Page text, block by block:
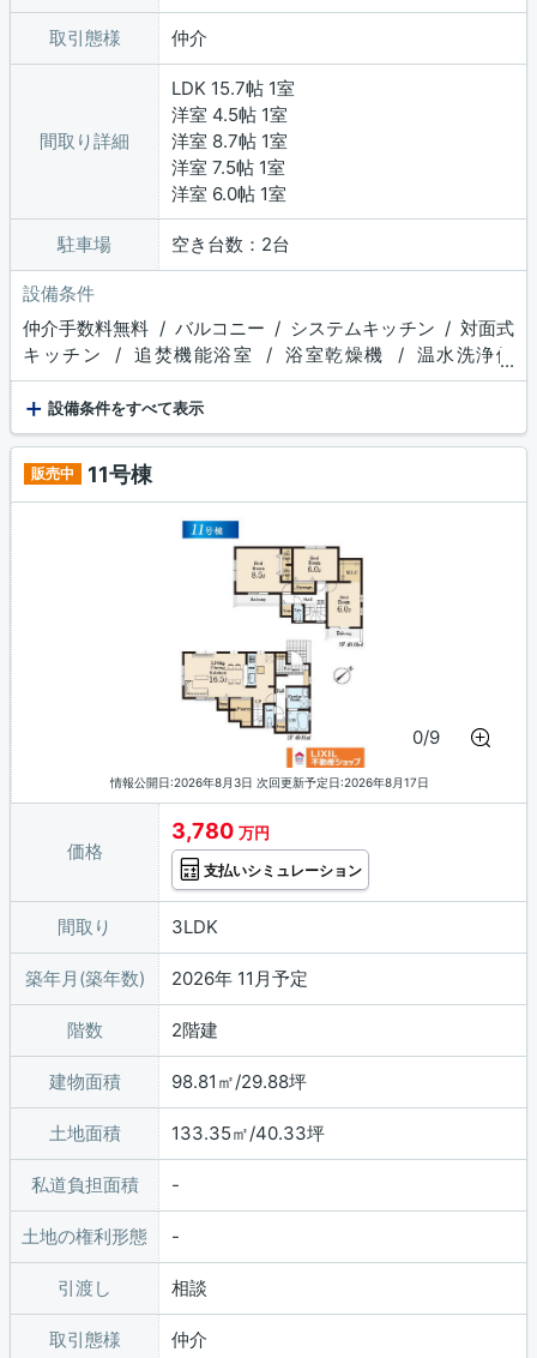
取引態様 仲介
間取り詳細
LDK 15.7帖 1室
洋室 4.5帖 1室
洋室 8.7帖 1室
洋室 7.5帖 1室
洋室 6.0帖 1室
駐車場 空き台数：2台
設備条件
仲介手数料無料 / バルコニー / システムキッチン / 対面式
キッチン / 追焚機能浴室 / 浴室乾燥機 / 温水洗浄便
座 / トイレ２ヶ所 / 浴室１坪以上 / 床下収納 / ウォーク
インクロゼット / 収納豊富 / TVモニタ付インターホ
ン / ディンプルキー
...
+ 設備条件をすべて表示
販売中 11号棟
0/9
情報公開日:2026年8月3日 次回更新予定日:2026年8月17日
価格
3,780 万円
支払いシミュレーション
間取り 3LDK
築年月(築年数) 2026年 11月予定
階数 2階建
建物面積 98.81㎡/29.88坪
土地面積 133.35㎡/40.33坪
私道負担面積
土地の権利形態
引渡し 相談
取引態様 仲介